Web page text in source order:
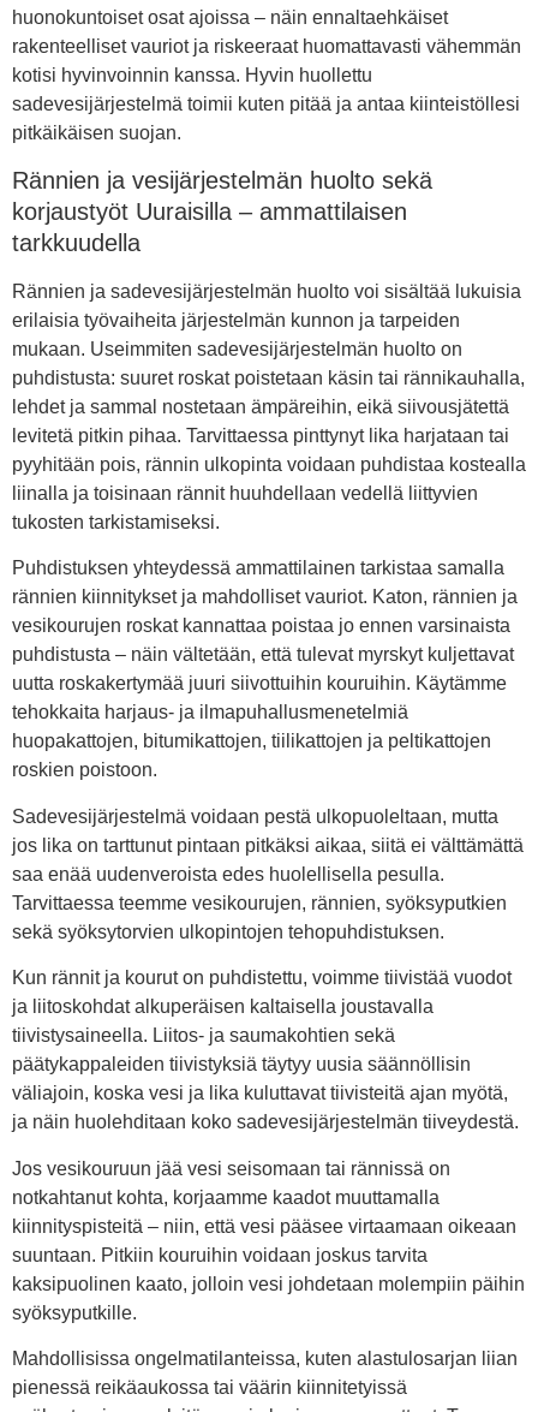
huonokuntoiset osat ajoissa – näin ennaltaehkäiset
rakenteelliset vauriot ja riskeeraat huomattavasti vähemmän
kotisi hyvinvoinnin kanssa. Hyvin huollettu
sadevesijärjestelmä toimii kuten pitää ja antaa kiinteistöllesi
pitkäikäisen suojan.
Rännien ja vesijärjestelmän huolto sekä
korjaustyöt Uuraisilla – ammattilaisen
tarkkuudella
Rännien ja sadevesijärjestelmän huolto voi sisältää lukuisia
erilaisia työvaiheita järjestelmän kunnon ja tarpeiden
mukaan. Useimmiten sadevesijärjestelmän huolto on
puhdistusta: suuret roskat poistetaan käsin tai rännikauhalla,
lehdet ja sammal nostetaan ämpäreihin, eikä siivousjätettä
levitetä pitkin pihaa. Tarvittaessa pinttynyt lika harjataan tai
pyyhitään pois, rännin ulkopinta voidaan puhdistaa kostealla
liinalla ja toisinaan rännit huuhdellaan vedellä liittyvien
tukosten tarkistamiseksi.
Puhdistuksen yhteydessä ammattilainen tarkistaa samalla
rännien kiinnitykset ja mahdolliset vauriot. Katon, rännien ja
vesikourujen roskat kannattaa poistaa jo ennen varsinaista
puhdistusta – näin vältetään, että tulevat myrskyt kuljettavat
uutta roskakertymää juuri siivottuihin kouruihin. Käytämme
tehokkaita harjaus- ja ilmapuhallusmenetelmiä
huopakattojen, bitumikattojen, tiilikattojen ja peltikattojen
roskien poistoon.
Sadevesijärjestelmä voidaan pestä ulkopuoleltaan, mutta
jos lika on tarttunut pintaan pitkäksi aikaa, siitä ei välttämättä
saa enää uudenveroista edes huolellisella pesulla.
Tarvittaessa teemme vesikourujen, rännien, syöksyputkien
sekä syöksytorvien ulkopintojen tehopuhdistuksen.
Kun rännit ja kourut on puhdistettu, voimme tiivistää vuodot
ja liitoskohdat alkuperäisen kaltaisella joustavalla
tiivistysaineella. Liitos- ja saumakohtien sekä
päätykappaleiden tiivistyksiä täytyy uusia säännöllisin
väliajoin, koska vesi ja lika kuluttavat tiivisteitä ajan myötä,
ja näin huolehditaan koko sadevesijärjestelmän tiiveydestä.
Jos vesikouruun jää vesi seisomaan tai rännissä on
notkahtanut kohta, korjaamme kaadot muuttamalla
kiinnityspisteitä – niin, että vesi pääsee virtaamaan oikeaan
suuntaan. Pitkiin kouruihin voidaan joskus tarvita
kaksipuolinen kaato, jolloin vesi johdetaan molempiin päihin
syöksyputkille.
Mahdollisissa ongelmatilanteissa, kuten alastulosarjan liian
pienessä reikäaukossa tai väärin kiinnitetyissä